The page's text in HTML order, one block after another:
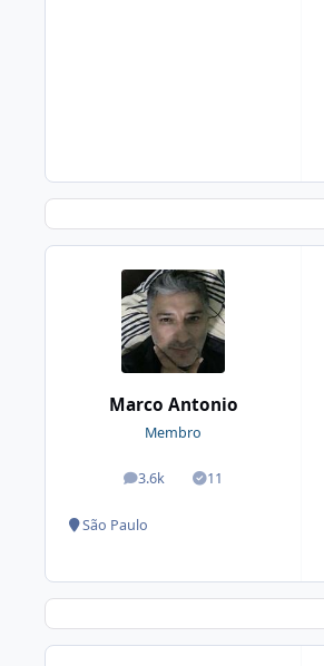
Marco Antonio
Membro
3.6k
posts 11
Soluções
São Paulo